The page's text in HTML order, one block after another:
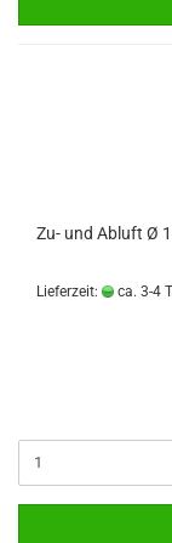
Zu- und Abluft Ø
Lieferzeit: ca. 3-4